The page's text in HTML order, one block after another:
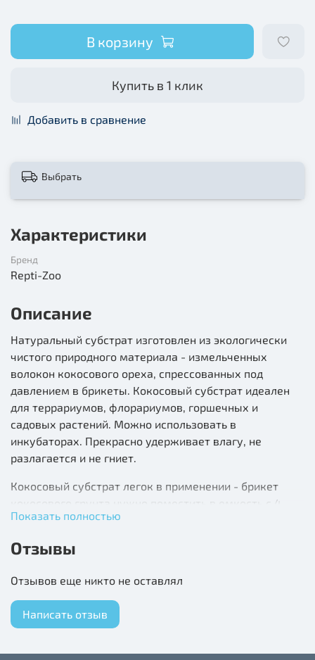
В корзину
Купить в 1 клик
Добавить в сравнение
Выбрать
Характеристики
Бренд
Repti-Zoo
Описание
Натуральный субстрат изготовлен из экологически
чистого природного материала - измельченных
волокон кокосового ореха, спрессованных под
давлением в брикеты. Кокосовый субстрат идеален
для террариумов, флорариумов, горшечных и
садовых растений. Можно использовать в
инкубаторах. Прекрасно удерживает влагу, не
разлагается и не гниет.
Кокосовый субстрат легок в применении - брикет
кокосового грунта нужно поместить в емкость с 4
литрами теплой воды, через 20 минут получается 8
Показать полностью
Отзывы
Отзывов еще никто не оставлял
Написать отзыв